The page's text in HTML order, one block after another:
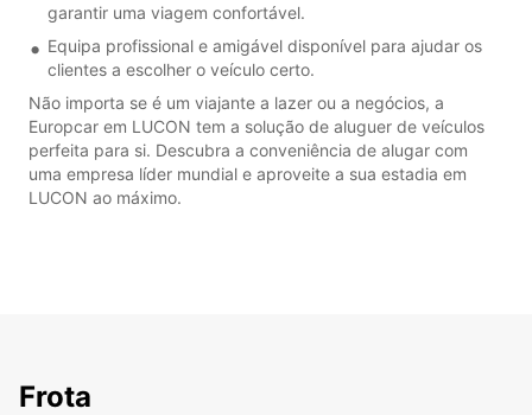
garantir uma viagem confortável.
Equipa profissional e amigável disponível para ajudar os
clientes a escolher o veículo certo.
Não importa se é um viajante a lazer ou a negócios, a
Europcar em LUCON tem a solução de aluguer de veículos
perfeita para si. Descubra a conveniência de alugar com
uma empresa líder mundial e aproveite a sua estadia em
LUCON ao máximo.
Frota